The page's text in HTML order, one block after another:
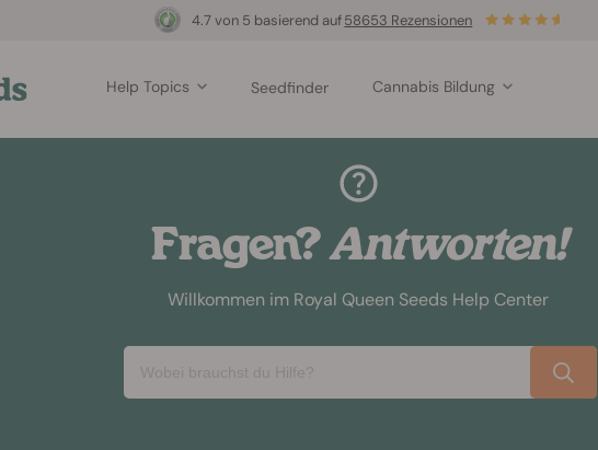
4.7 von 5 basierend auf58653 Rezensionen
Help Topics Seedfinder Cannabis Bildung
Fragen?Antworten!
Willkommen im Royal Queen Seeds Help Center